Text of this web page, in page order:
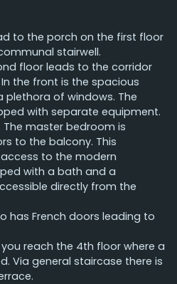
to the porch on the first floor
stairwell.
floor leads to the corridor
the front is the spacious
plethora of windows. The
with separate equipment.
master bedroom is
to the balcony. This
to the modern
with a bath and a
directly from the
has French doors leading to
reach the 4th floor where a
Via general staircase there is